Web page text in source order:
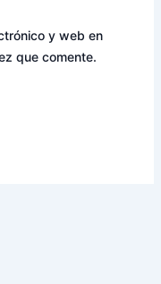
y web en
que comente.